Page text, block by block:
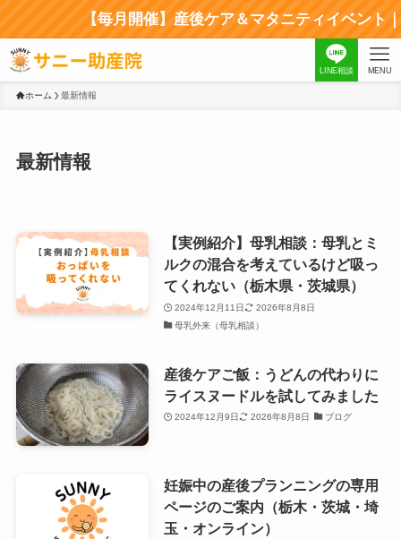
【毎月開催】産後ケア＆マタニティイベント
LINE相談 MENU
ホーム 最新情報
最新情報
【実例紹介】母乳相談：母乳とミ
ルクの混合を考えているけど吸っ
てくれない（栃木県・茨城県）
2024年12月11日
2026年8月8日
母乳外来（母乳相談）
産後ケアご飯：うどんの代わりに
ライスヌードルを試してみました
2024年12月9日 2026年8月8日 ブログ
妊娠中の産後プランニングの専用
ページのご案内（栃木・茨城・埼
玉・オンライン）